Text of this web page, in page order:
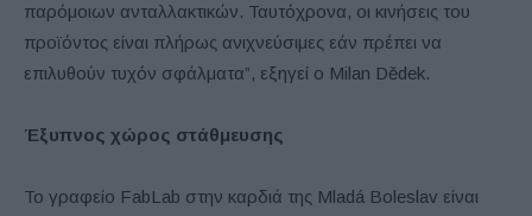
παρόμοιων ανταλλακτικών. Ταυτόχρονα, οι κινήσεις του
προϊόντος είναι πλήρως ανιχνεύσιμες εάν πρέπει να
επιλυθούν τυχόν σφάλματα”, εξηγεί ο Milan Dědek.
Έξυπνος χώρος στάθμευσης
Το γραφείο FabLab στην καρδιά της Mladá Boleslav είναι